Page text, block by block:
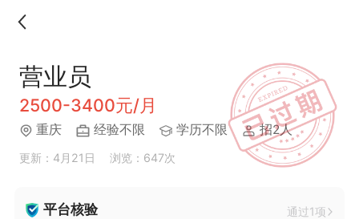
营业员
2500-3400元/月
重庆 经验不限 学历不限 招2人
更新：4月21日 浏览：647次
平台核验 通过1项